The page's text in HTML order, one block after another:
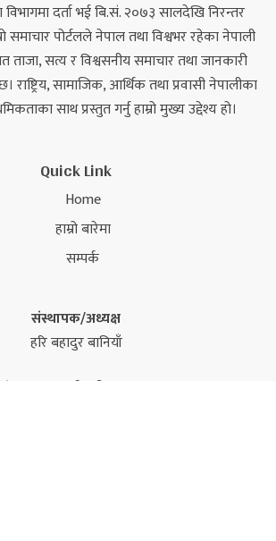
दर्ता भई बि.सं. २०७३ सालदेखि निरन्तर
समाचार पोर्टलले नेपाल तथा विश्वभर रहेका नेपाली
सत्य र विश्वसनीय समाचार तथा जानकारी
सामाजिक, आर्थिक तथा प्रवासी नेपालीका
साथ प्रस्तुत गर्नु हाम्रो मुख्य उद्देश्य हो।
Quick Link
Home
हाम्रो बारेमा
सम्पर्क
संस्थापक/अध्यक्ष
हरि बहादुर बानियाँ
संस्थापक/कार्यकारी सम्पादक